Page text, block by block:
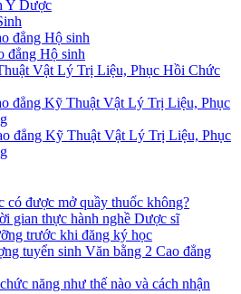
Y Dược
đẳng Hộ sinh
đẳng Hộ sinh
Vật Lý Trị Liệu, Phục Hồi Chức
đẳng Kỹ Thuật Vật Lý Trị Liệu, Phục
đẳng Kỹ Thuật Vật Lý Trị Liệu, Phục
có được mở quầy thuốc không?
gian thực hành nghề Dược sĩ
trước khi đăng ký học
tuyển sinh Văn bằng 2 Cao đẳng
năng như thế nào và cách nhận